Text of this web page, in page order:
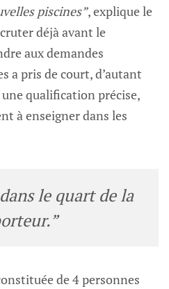
piscines”, explique le
déjà avant le
aux demandes
a pris de court, d’autant
qualification précise,
à enseigner dans les
le quart de la
de 4 personnes